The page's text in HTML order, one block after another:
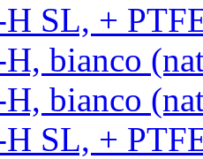
SL, +
bianco
bianco
SL, +